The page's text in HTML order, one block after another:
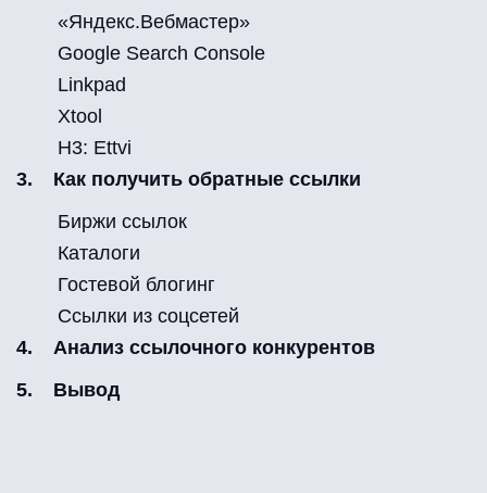
«Яндекс.Вебмастер»
Google Search Console
Linkpad
Xtool
Н3: Ettvi
Как получить обратные ссылки
Биржи ссылок
Каталоги
Гостевой блогинг
Ссылки из соцсетей
Анализ ссылочного конкурентов
Вывод